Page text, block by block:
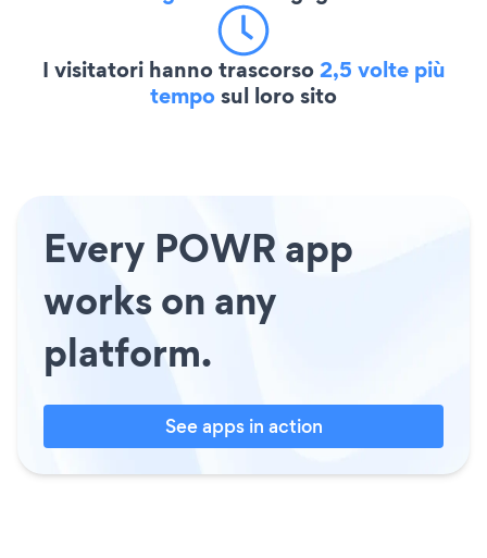
I visitatori hanno trascorso2,5 volte più
temposul loro sito
Every POWR app
works on any
platform.
See apps in action